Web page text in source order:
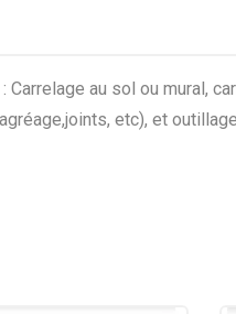
au sol ou mural,
etc), et